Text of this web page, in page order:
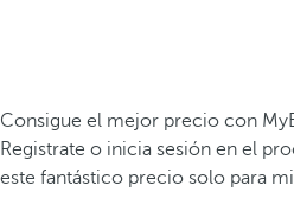
Consigue el mejor precio con
Registrate o inicia sesión en el
este fantástico precio solo para